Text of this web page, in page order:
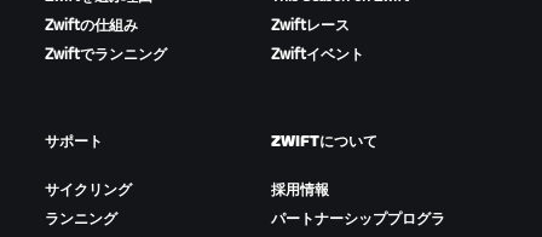
Zwiftの仕組み
Zwiftでランニング
Zwiftレース
Zwiftイベント
サポート
サイクリング
ランニング
ZWIFTについて
採用情報
パートナーシッププログラ